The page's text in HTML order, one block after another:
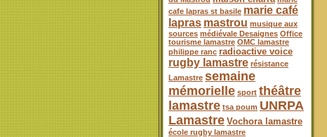
cafe lapras st basile marie café
lapras mastrou musique aux
sources médiévale Desaignes Office
tourisme lamastre OMC lamastre
philippe ranc radioactive voice
rugby lamastre résistance
Lamastre semaine
mémorielle sport théâtre
lamastre tsa poum UNRPA
Lamastre Vochora lamastre
école rugby lamastre